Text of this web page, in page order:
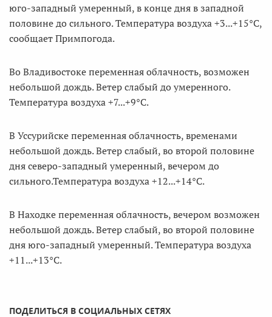
юго-западный умеренный, в конце дня в западной
половине до сильного. Температура воздуха +3...+15°C,
сообщает Примпогода.
Во Владивостоке переменная облачность, возможен
небольшой дождь. Ветер слабый до умеренного.
Температура воздуха +7...+9°C.
В Уссурийске переменная облачность, временами
небольшой дождь. Ветер слабый, во второй половине
дня северо-западный умеренный, вечером до
сильного.Температура воздуха +12...+14°C.
В Находке переменная облачность, вечером возможен
небольшой дождь. Ветер слабый, во второй половине
дня юго-западный умеренный. Температура воздуха
+11...+13°C.
ПОДЕЛИТЬСЯ В СОЦИАЛЬНЫХ СЕТЯХ